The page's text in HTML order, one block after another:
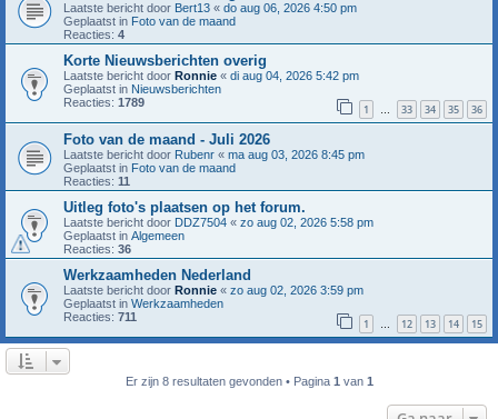
Laatste bericht door Bert13 « do aug 06, 2026 4:50 pm
Geplaatst in Foto van de maand
Reacties: 4
Korte Nieuwsberichten overig
Laatste bericht door Ronnie « di aug 04, 2026 5:42 pm
Geplaatst in Nieuwsberichten
Reacties: 1789 1 … 33 34 35 36
Foto van de maand - Juli 2026
Laatste bericht door Rubenr « ma aug 03, 2026 8:45 pm
Geplaatst in Foto van de maand
Reacties: 11
Uitleg foto's plaatsen op het forum.
Laatste bericht door DDZ7504 « zo aug 02, 2026 5:58 pm
Geplaatst in Algemeen
Reacties: 36
Werkzaamheden Nederland
Laatste bericht door Ronnie « zo aug 02, 2026 3:59 pm
Geplaatst in Werkzaamheden
Reacties: 711 1 … 12 13 14 15
Er zijn 8 resultaten gevonden • Pagina 1 van 1